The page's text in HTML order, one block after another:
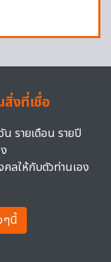
สิ่งที่เชื่อ
น รายเดือน รายปี
ลให้กับตัวท่านเอง
ๆนี้